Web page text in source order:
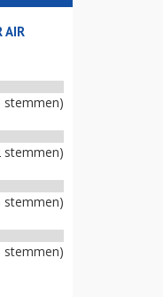
AIR
stemmen)
stemmen)
stemmen)
stemmen)